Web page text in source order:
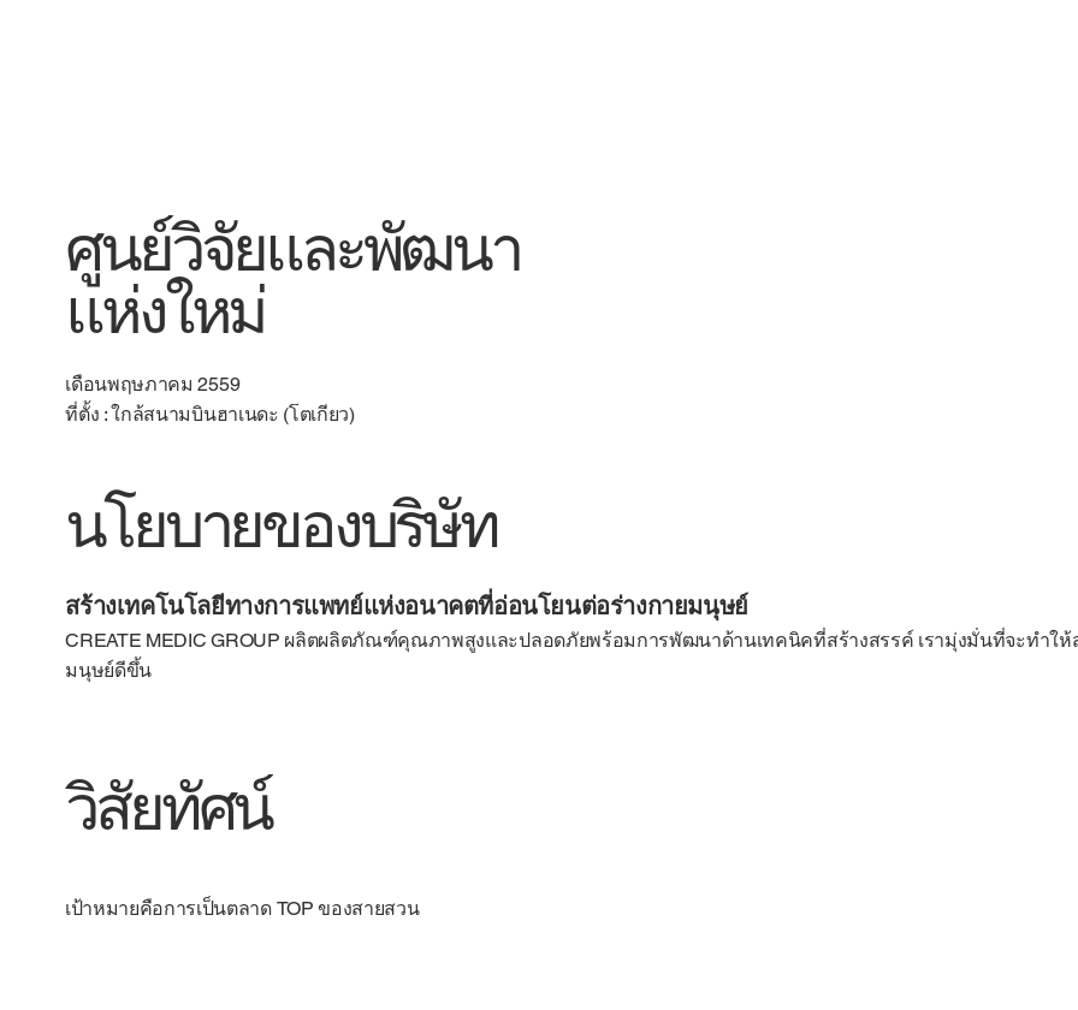
ศูนย์วิจัยและพัฒนา
แห่งใหม่
เดือนพฤษภาคม 2559
ที่ตั้ง : ใกล้สนามบินฮาเนดะ (โตเกียว)
นโยบายของบริษัท
สร้างเทคโนโลยีทางการแพทย์แห่งอนาคตที่อ่อนโยนต่อร่างกายมนุษย์
CREATE MEDIC GROUP ผลิตผลิตภัณฑ์คุณภาพสูงและปลอดภัยพร้อมการพัฒนาด้านเทคนิคที่สร้างสรรค์ เรามุ่งมั่นที่จะทำใ
มนุษย์ดีขึ้น
วิสัยทัศน์
เป้าหมายคือการเป็นตลาด TOP ของสายสวน